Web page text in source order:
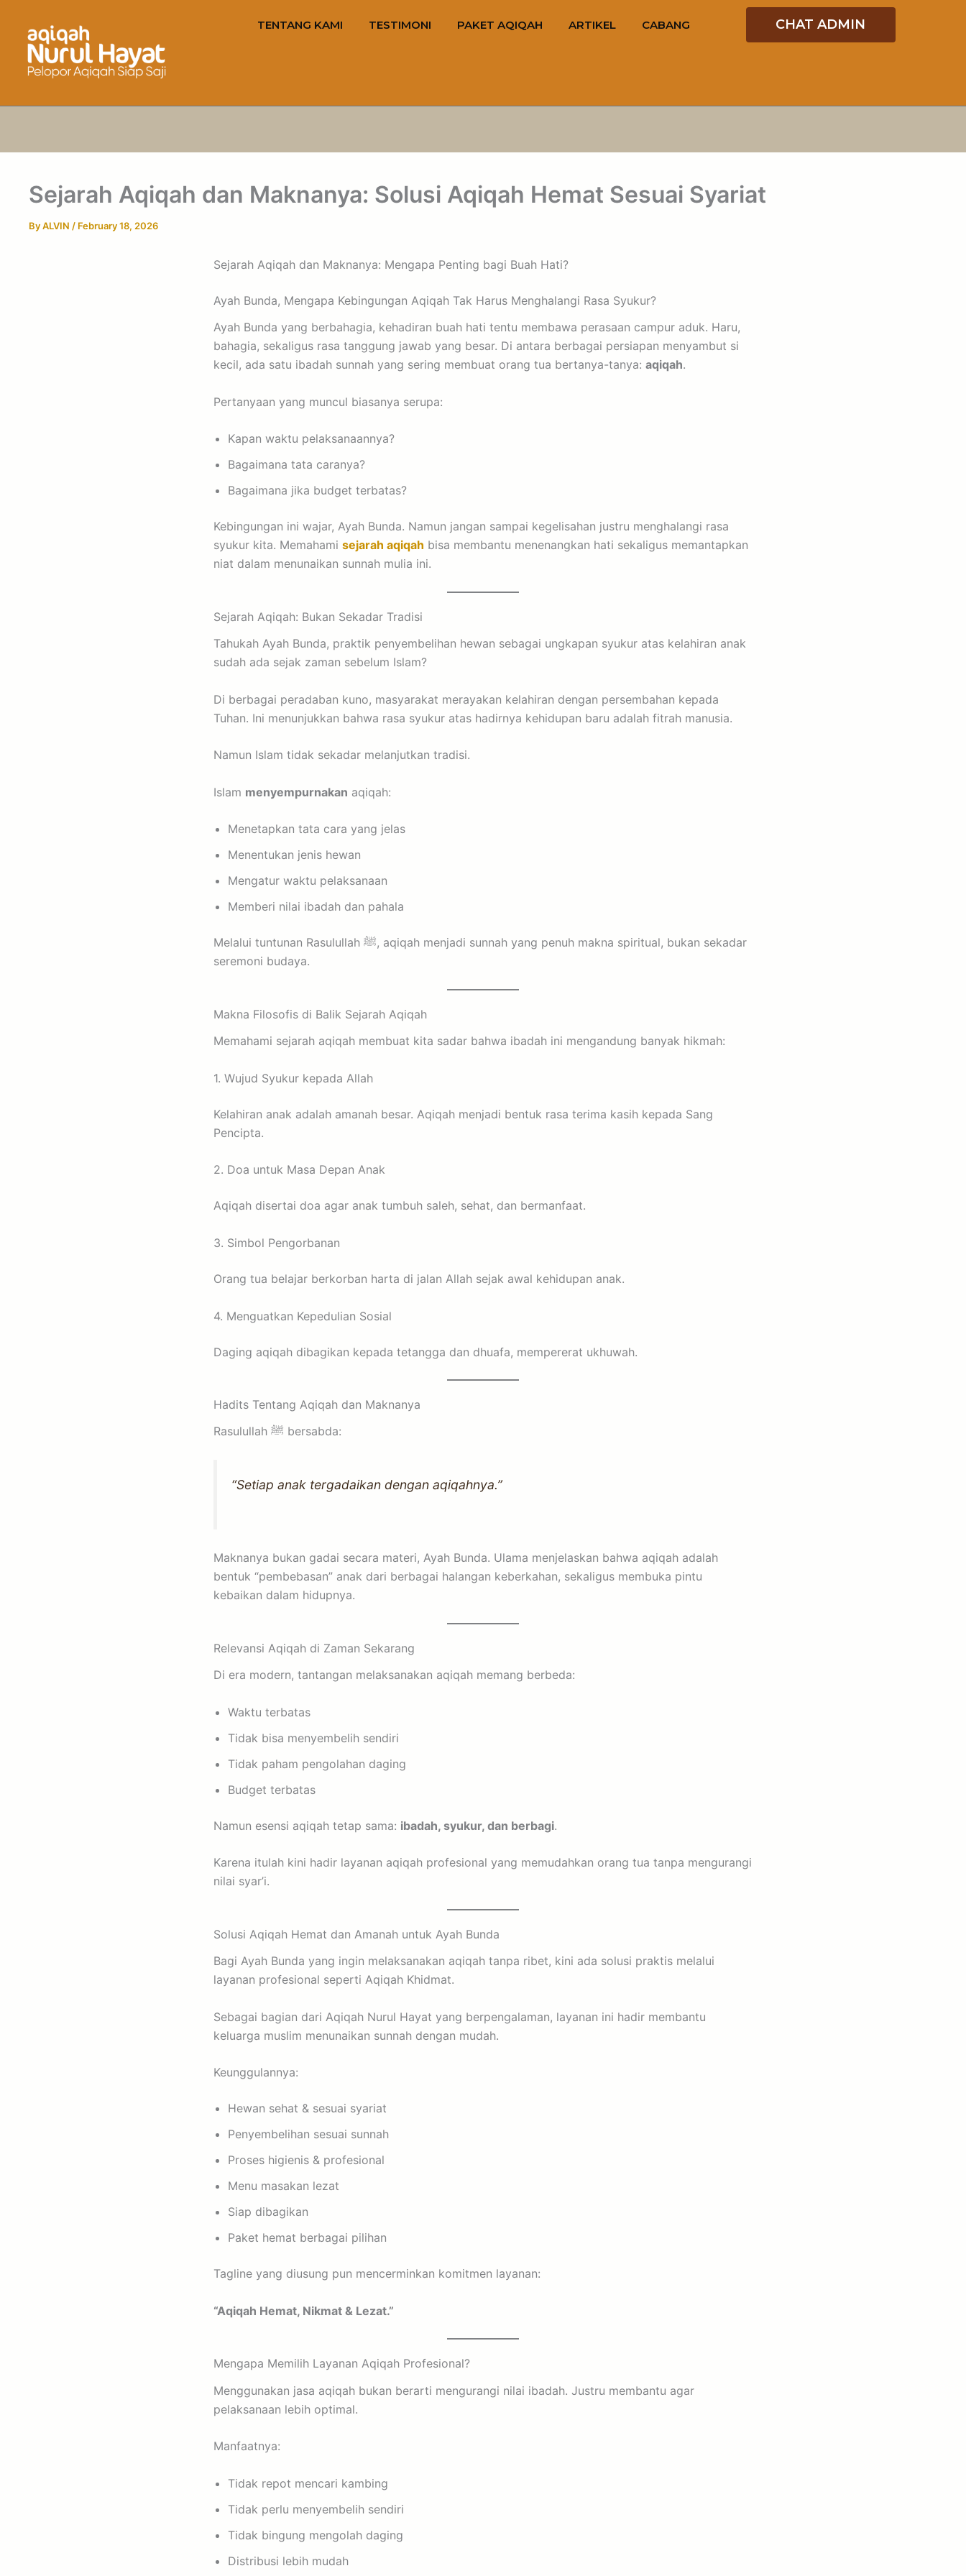
TENTANG KAMI TESTIMONI PAKET AQIQAH ARTIKEL CABANG CHAT ADMIN
Sejarah Aqiqah dan Maknanya: Solusi Aqiqah Hemat Sesuai Syariat
ByALVIN / February 18, 2026
Sejarah Aqiqah dan Maknanya: Mengapa Penting bagi Buah Hati?
Ayah Bunda, Mengapa Kebingungan Aqiqah Tak Harus Menghalangi Rasa Syukur?
Ayah Bunda yang berbahagia, kehadiran buah hati tentu membawa perasaan campur aduk. Haru,
bahagia, sekaligus rasa tanggung jawab yang besar. Di antara berbagai persiapan menyambut si
kecil, ada satu ibadah sunnah yang sering membuat orang tua bertanya-tanya: aqiqah.
Pertanyaan yang muncul biasanya serupa:
Kapan waktu pelaksanaannya?
Bagaimana tata caranya?
Bagaimana jika budget terbatas?
Kebingungan ini wajar, Ayah Bunda. Namun jangan sampai kegelisahan justru menghalangi rasa
syukur kita. Memahami sejarah aqiqah bisa membantu menenangkan hati sekaligus memantapkan
niat dalam menunaikan sunnah mulia ini.
Sejarah Aqiqah: Bukan Sekadar Tradisi
Tahukah Ayah Bunda, praktik penyembelihan hewan sebagai ungkapan syukur atas kelahiran anak
sudah ada sejak zaman sebelum Islam?
Di berbagai peradaban kuno, masyarakat merayakan kelahiran dengan persembahan kepada
Tuhan. Ini menunjukkan bahwa rasa syukur atas hadirnya kehidupan baru adalah fitrah manusia.
Namun Islam tidak sekadar melanjutkan tradisi.
Islam menyempurnakan aqiqah:
Menetapkan tata cara yang jelas
Menentukan jenis hewan
Mengatur waktu pelaksanaan
Memberi nilai ibadah dan pahala
Melalui tuntunan Rasulullah ﷺ, aqiqah menjadi sunnah yang penuh makna spiritual, bukan sekadar
seremoni budaya.
Makna Filosofis di Balik Sejarah Aqiqah
Memahami sejarah aqiqah membuat kita sadar bahwa ibadah ini mengandung banyak hikmah:
1. Wujud Syukur kepada Allah
Kelahiran anak adalah amanah besar. Aqiqah menjadi bentuk rasa terima kasih kepada Sang
Pencipta.
2. Doa untuk Masa Depan Anak
Aqiqah disertai doa agar anak tumbuh saleh, sehat, dan bermanfaat.
3. Simbol Pengorbanan
Orang tua belajar berkorban harta di jalan Allah sejak awal kehidupan anak.
4. Menguatkan Kepedulian Sosial
Daging aqiqah dibagikan kepada tetangga dan dhuafa, mempererat ukhuwah.
Hadits Tentang Aqiqah dan Maknanya
Rasulullah ﷺ bersabda:
“Setiap anak tergadaikan dengan aqiqahnya.”
Maknanya bukan gadai secara materi, Ayah Bunda. Ulama menjelaskan bahwa aqiqah adalah
bentuk “pembebasan” anak dari berbagai halangan keberkahan, sekaligus membuka pintu
kebaikan dalam hidupnya.
Relevansi Aqiqah di Zaman Sekarang
Di era modern, tantangan melaksanakan aqiqah memang berbeda:
Waktu terbatas
Tidak bisa menyembelih sendiri
Tidak paham pengolahan daging
Budget terbatas
Namun esensi aqiqah tetap sama: ibadah, syukur, dan berbagi.
Karena itulah kini hadir layanan aqiqah profesional yang memudahkan orang tua tanpa mengurangi
nilai syar’i.
Solusi Aqiqah Hemat dan Amanah untuk Ayah Bunda
Bagi Ayah Bunda yang ingin melaksanakan aqiqah tanpa ribet, kini ada solusi praktis melalui
layanan profesional seperti Aqiqah Khidmat.
Sebagai bagian dari Aqiqah Nurul Hayat yang berpengalaman, layanan ini hadir membantu
keluarga muslim menunaikan sunnah dengan mudah.
Keunggulannya:
Hewan sehat & sesuai syariat
Penyembelihan sesuai sunnah
Proses higienis & profesional
Menu masakan lezat
Siap dibagikan
Paket hemat berbagai pilihan
Tagline yang diusung pun mencerminkan komitmen layanan:
“Aqiqah Hemat, Nikmat & Lezat.”
Mengapa Memilih Layanan Aqiqah Profesional?
Menggunakan jasa aqiqah bukan berarti mengurangi nilai ibadah. Justru membantu agar
pelaksanaan lebih optimal.
Manfaatnya:
Tidak repot mencari kambing
Tidak perlu menyembelih sendiri
Tidak bingung mengolah daging
Distribusi lebih mudah